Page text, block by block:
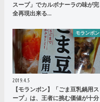
スープ」でカルボナーラの味が完
全再現出来る…
モランボン
2019.4.5
【モランボン】「ごま豆乳鍋用ス
ープ」は、王者に挑む価値が十分